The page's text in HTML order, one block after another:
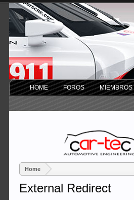
Home
External Redirect
HOME FOROS MIEMBROS